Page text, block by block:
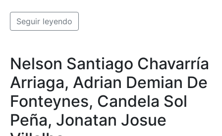
Seguir leyendo
Nelson Santiago Chavarría
Arriaga, Adrian Demian De
Fonteynes, Candela Sol
Peña, Jonatan Josue